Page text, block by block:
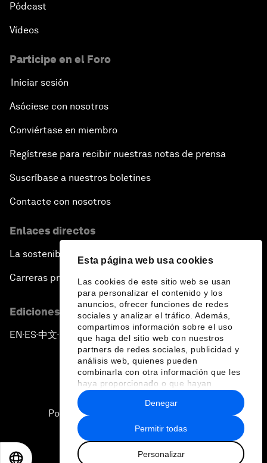
Esta página web usa cookies
Las cookies de este sitio web se usan
para personalizar el contenido y los
anuncios, ofrecer funciones de redes
sociales y analizar el tráfico. Además,
compartimos información sobre el uso
que haga del sitio web con nuestros
partners de redes sociales, publicidad y
análisis web, quienes pueden
combinarla con otra información que les
haya proporcionado o que hayan
recopilado a partir del uso que haya
hecho de sus servicios.
Permitir todas
Personalizar
Denegar
Pódcast
Vídeos
Participe en el Foro
Iniciar sesión
Asóciese con nosotros
Conviértase en miembro
Regístrese para recibir nuestras notas de prensa
Suscríbase a nuestros boletines
Contacte con nosotros
Enlaces directos
La sostenibilidad en el Foro
Carreras profesionales
Ediciones en otros idiomas
EN ▪ES▪中文▪ 日本語
Política de privacidad y normas de uso
Sitemap
2026 Foro Económico Mundial